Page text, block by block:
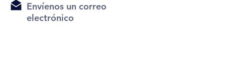
Envíenos un correo
electrónico